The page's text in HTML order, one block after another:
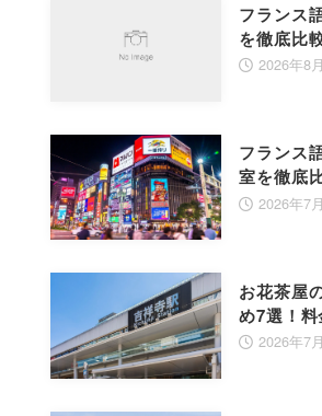
フランス
を徹底比
2026年8
フランス
室を徹底
2026年7
お花茶屋
め7選！
2026年7